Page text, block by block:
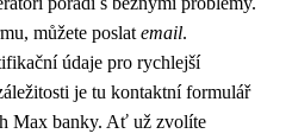
můžete poslat email.
údaje pro rychlejší
je tu kontaktní formulář
Max banky. Ať už zvolíte